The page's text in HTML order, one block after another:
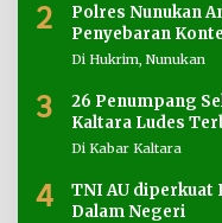
2
Polres Nunukan
Penyebaran
Di Hukrim, Nunukan
3
26 Penumpang
Kaltara Ludes
Di Kabar Kaltara
4
TNI AU diperkuat
Dalam Negeri